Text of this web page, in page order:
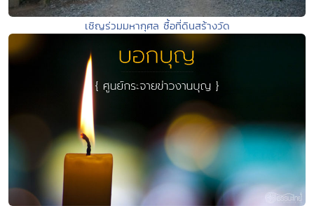
เชิญร่วมมหากุศล ซื้อที่ดินสร้างวัด